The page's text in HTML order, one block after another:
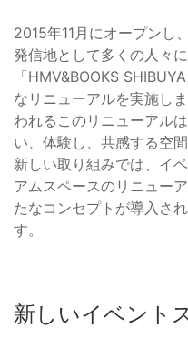
2015年11月にオープンし
発信地として多くの人々
「HMV&BOOKS
なリニューアルを実施し
われるこのリニューアル
い、体験し、共感する空
新しい取り組みでは、イ
アムスペースのリニュー
たなコンセプトが導入さ
す。
新しいイベント